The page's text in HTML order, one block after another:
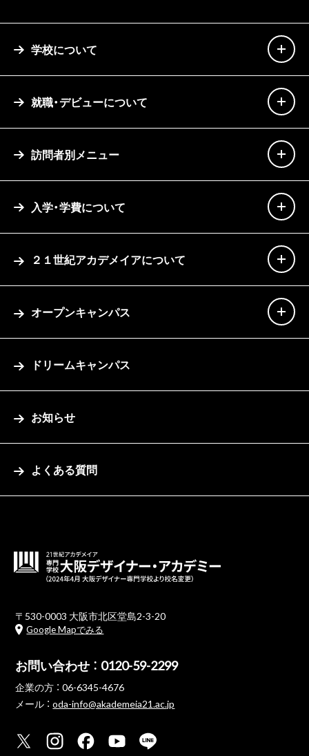
学校について
就職・デビューについて
訪問者別メニュー
入学・学費について
２１世紀アカデメイアについて
オープンキャンパス
ドリームキャンパス
お知らせ
よくある質問
〒530-0003 大阪市北区堂島2-3-20
Google Mapでみる
お問い合わせ ： 0120-59-2299
企業の方 ： 06-6345-4676
メール ：oda-info@akademeia21.ac.jp